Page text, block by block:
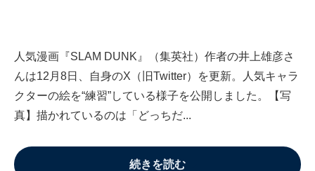
人気漫画『SLAM DUNK』（集英社）作者の井上雄彦さ
んは12月8日、自身のX（旧Twitter）を更新。人気キャラ
クターの絵を“練習”している様子を公開しました。【写
真】描かれているのは「どっちだ...
続きを読む